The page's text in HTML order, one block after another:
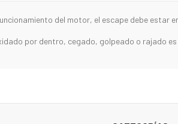
del motor, el escape debe estar
por dentro, cegado, golpeado o rajado